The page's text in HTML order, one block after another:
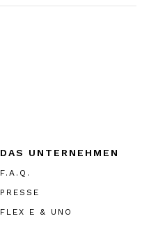
DAS UNTERNEHMEN
F.A.Q.
PRESSE
FLEX E & UNO